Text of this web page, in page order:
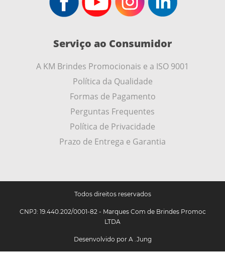
Serviço ao Consumidor
A KM Brindes Promocionais e a ISO 9001
Política da Qualidade
Formas de Pagamento
Perguntas Frequentes
Política de Privacidade
Prazo de Entrega e Garantia
Todos direitos reservados
CNPJ: 19.440.202/0001-82 - Marques Com de Brindes Promoc
LTDA
Desenvolvido por A .Jung